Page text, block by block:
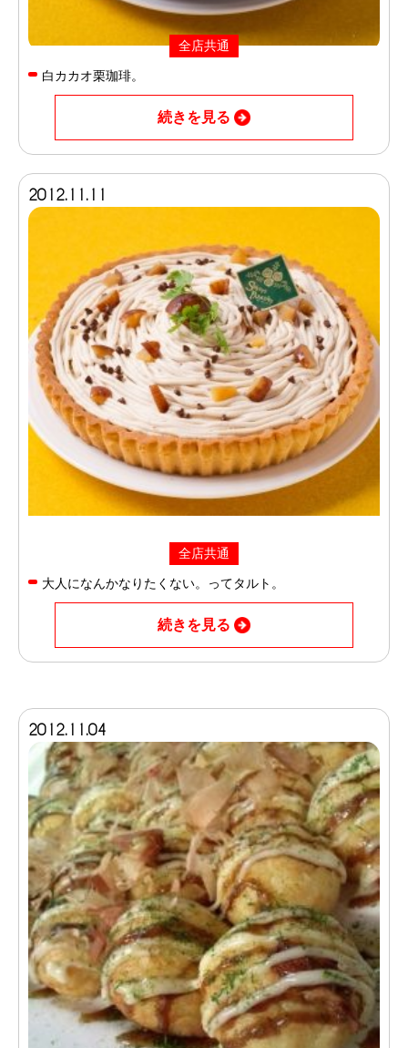
全店共通
白カカオ栗珈琲。
続きを見る
2012.11.11
全店共通
大人になんかなりたくない。ってタルト。
続きを見る
2012.11.04